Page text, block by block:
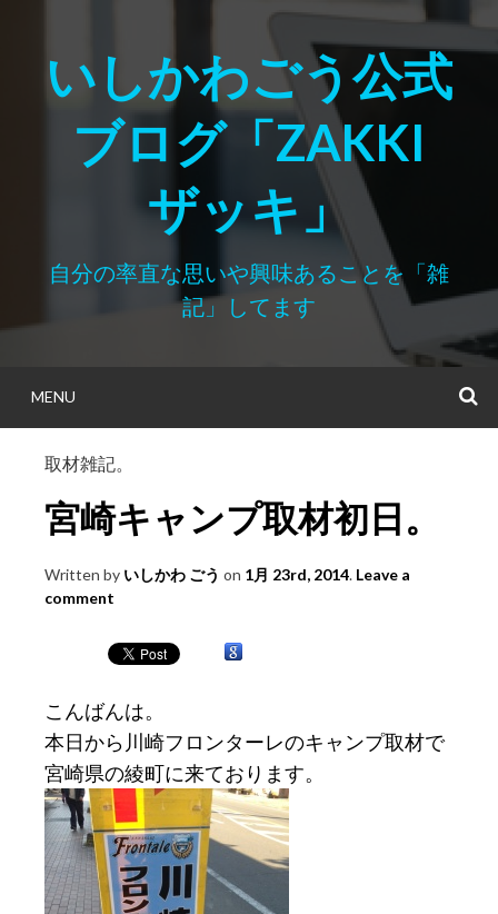
contentいしかわごう公式
ブログ「ZAKKI
ザッキ」
自分の率直な思いや興味あることを「雑
記」してます
MENU
取材雑記。
宮崎キャンプ取材初日。
Written by いしかわ ごう on 1月 23rd, 2014. Leave a
comment
こんばんは。
本日から川崎フロンターレのキャンプ取材で
宮崎県の綾町に来ております。